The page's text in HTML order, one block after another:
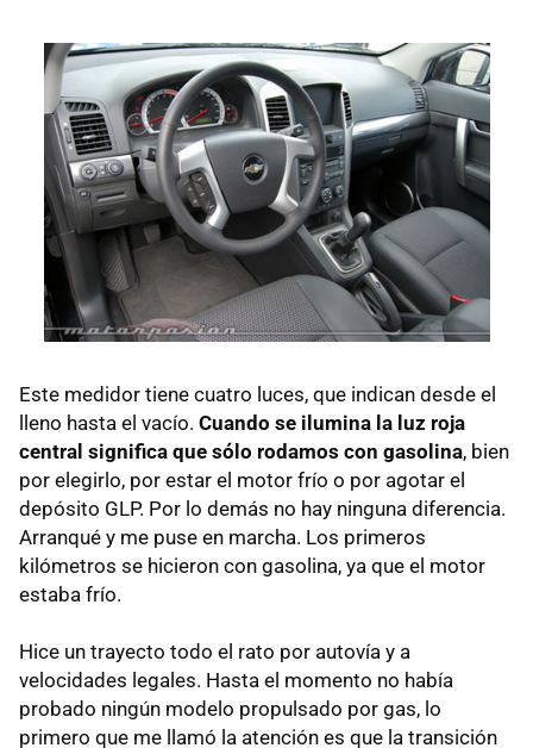
Este medidor tiene cuatro luces, que indican desde el
lleno hasta el vacío. Cuando se ilumina la luz roja
central significa que sólo rodamos con gasolina, bien
por elegirlo, por estar el motor frío o por agotar el
depósito GLP. Por lo demás no hay ninguna diferencia.
Arranqué y me puse en marcha. Los primeros
kilómetros se hicieron con gasolina, ya que el motor
estaba frío.
Hice un trayecto todo el rato por autovía y a
velocidades legales. Hasta el momento no había
probado ningún modelo propulsado por gas, lo
primero que me llamó la atención es que la transición